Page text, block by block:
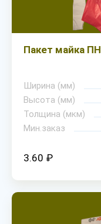
Пакет майка
Ширина (мм)
Высота (мм)
Толщина (мкм)
Мин.заказ
3.60 ₽